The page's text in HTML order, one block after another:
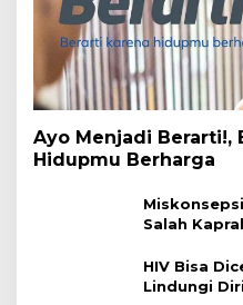
Ayo Menjadi Berarti!,
Hidupmu Berharga
Salah
HIV Bisa
Lindungi